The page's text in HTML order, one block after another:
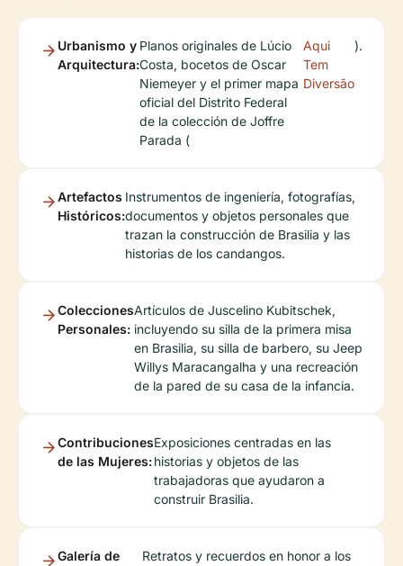
Urbanismo y
Arquitectura:
Planos originales de Lúcio
Costa, bocetos de Oscar
Niemeyer y el primer mapa
oficial del Distrito Federal
de la colección de Joffre
Parada (
Aqui
Tem
Diversão
).
Artefactos
Históricos:
Instrumentos de ingeniería, fotografías,
documentos y objetos personales que
trazan la construcción de Brasilia y las
historias de los candangos.
Colecciones
Personales:
Artículos de Juscelino Kubitschek,
incluyendo su silla de la primera misa
en Brasilia, su silla de barbero, su Jeep
Willys Maracangalha y una recreación
de la pared de su casa de la infancia.
Contribuciones
de las Mujeres:
Exposiciones centradas en las
historias y objetos de las
trabajadoras que ayudaron a
construir Brasilia.
Galería de
Retratos y recuerdos en honor a los